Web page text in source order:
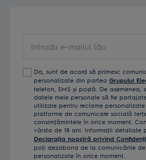
Da, sunt de acord să primesc
personalizate din partea Grupului
telefon, SMS și poștă. De asemenea,
datele mele personale să fie
utilizate pentru reclame
platforme de comunicare socială
consimţămintele în orice moment.
vârsta de 18 ani. Informaţii detaliate
Declaraţia noastră privind
poţi dezabona de la comunicările
personalizate în orice moment.